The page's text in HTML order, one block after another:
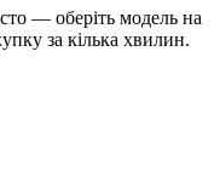
— оберіть модель на
за кілька хвилин.